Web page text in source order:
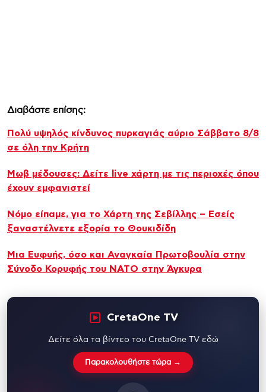
Διαβάστε επίσης:
Πολύ υψηλός κίνδυνος πυρκαγιάς αύριο Σάββατο 8/8
σε όλη την Κρήτη
Μωβ μέδουσες: Δείτε live χάρτη με τις περιοχές όπου
έχουν εμφανιστεί
Νόμο είπαμε, για το Χάρτη της Σεβίλλης – Εσείς
ξαναστέλνετε εξορία το Θουκιδίδη
Μια Ευφυής, όσο και Αναγκαία Πρωτοβουλία στην
Σύνοδο Κορυφής του ΝΑΤΟ στην Άγκυρα
CretaOne TV
Δείτε όλα τα βίντεο του CretaOne TV εδώ
Παρακολουθήστε τώρα →